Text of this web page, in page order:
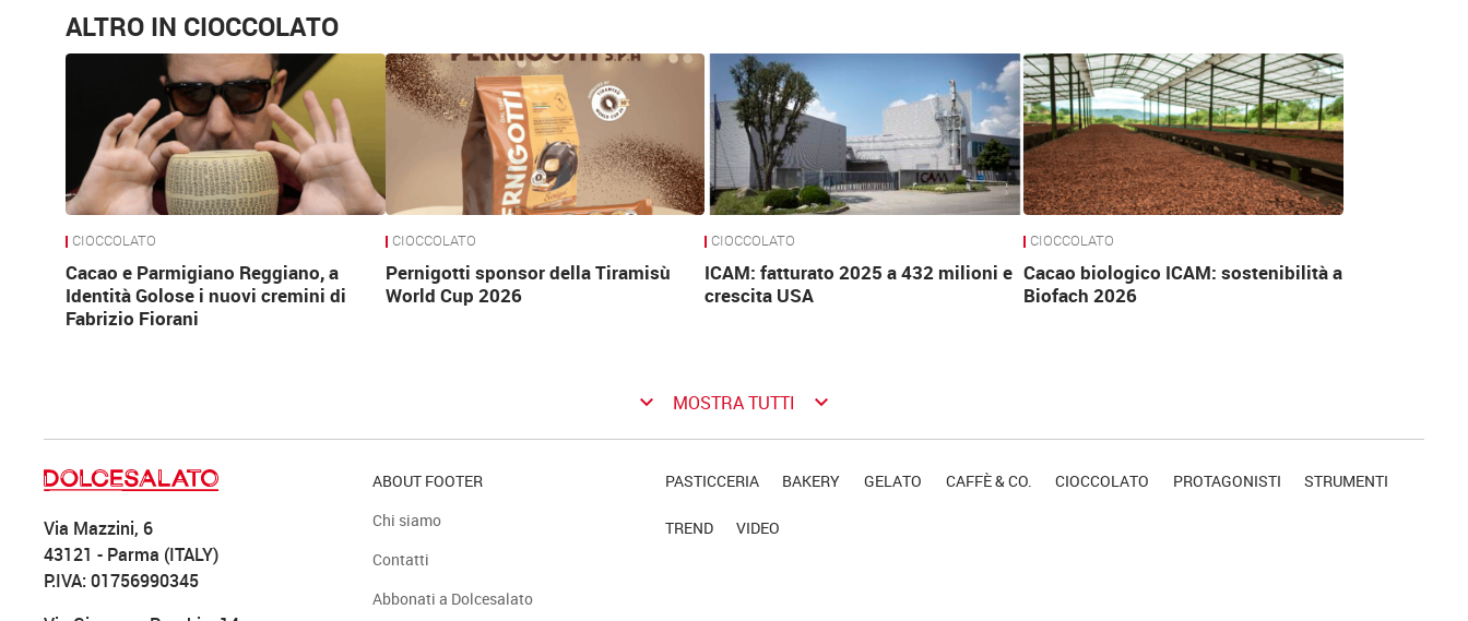
ALTRO IN CIOCCOLATO
CIOCCOLATO
Cacao e Parmigiano Reggiano, a
Identità Golose i nuovi cremini di
Fabrizio Fiorani
CIOCCOLATO
Pernigotti sponsor della Tiramisù
World Cup 2026
CIOCCOLATO
ICAM: fatturato 2025 a 432 milioni e
crescita USA
CIOCCOLATO
Cacao biologico ICAM: sostenibilità a
Biofach 2026
keyboard_arrow_down MOSTRA TUTTI keyboard_arrow_down
Via Mazzini, 6
43121 - Parma (ITALY)
P.IVA: 01756990345
ABOUT FOOTER
Chi siamo
Contatti
Abbonati a Dolcesalato
PASTICCERIA BAKERY GELATO CAFFÈ & CO. CIOCCOLATO PROTAGONISTI STRUMENTI
TREND VIDEO